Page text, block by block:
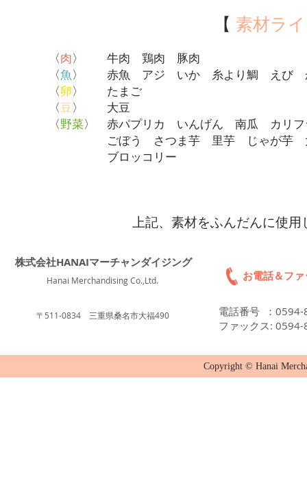
【 素材ラ
〈肉〉 牛肉 鶏肉 豚肉
〈魚〉 赤魚 アジ いか 糸より鯛 えび
〈卵〉 たまご
〈豆〉 大豆
〈野菜〉 赤パプリカ いんげん 南瓜 カリ
ごぼう さつま芋 里芋 じゃが芋 大
ブロッコリー
上記、素材をふんだんに使
株式会社HANAIマーチャンダイジング
Hanai Merchandising Co.,Ltd. お電話＆ファ
電話番号 ：
ファックス:
〒511-0834 三重県桑名市大福490
Copyright © Hanai